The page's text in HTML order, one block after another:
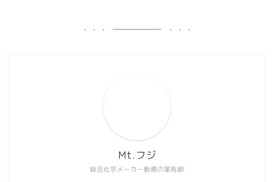
総合化学メーカー勤務の薬剤師
Mt.フジ